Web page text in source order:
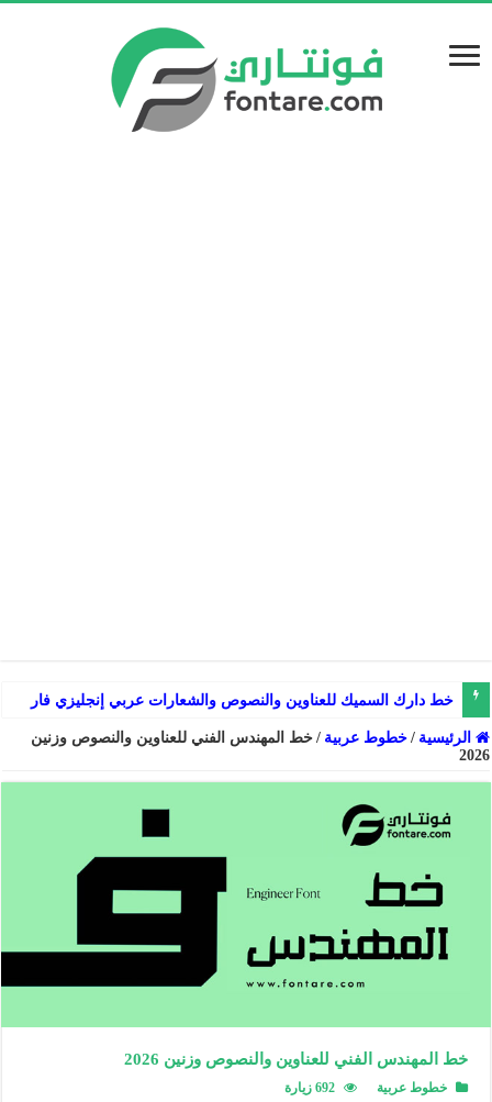
خط دارك السميك للعناوين والنصوص والشعارات عربي إنجليزي فارسي
الرئيسية / خطوط عربية / خط المهندس الفني للعناوين والنصوص وزنين
2026
خط المهندس الفني للعناوين والنصوص وزنين 2026
خطوط عربية 692 زيارة